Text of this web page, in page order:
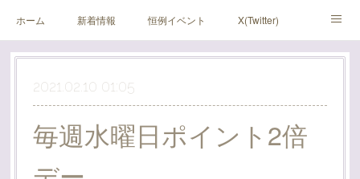
ホーム 新着情報 恒例イベント X(Twitter)
アメブロ Instagram
2021.02.10 01:05
毎週水曜日ポイント2倍